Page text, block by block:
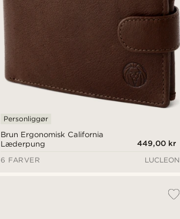
Brun Ergonomisk California
Læderpung
Personliggør
449,00 kr
6 FARVER
LUCLEON